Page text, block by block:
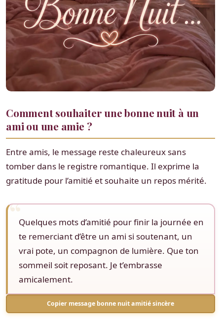
Comment souhaiter une bonne nuit à un
ami ou une amie ?
Entre amis, le message reste chaleureux sans
tomber dans le registre romantique. Il exprime la
gratitude pour l’amitié et souhaite un repos mérité.
Quelques mots d’amitié pour finir la journée en
te remerciant d’être un ami si soutenant, un
vrai pote, un compagnon de lumière. Que ton
sommeil soit reposant. Je t’embrasse
amicalement.
Copier message bonne nuit amitié sincère